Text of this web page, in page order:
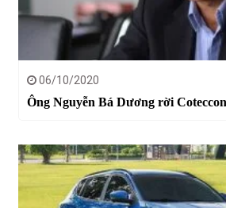
06/10/2020
Ông Nguyễn Bá Dương rời